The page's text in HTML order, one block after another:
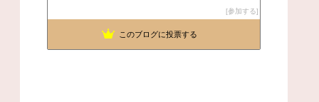
参加する
このブログに投票する